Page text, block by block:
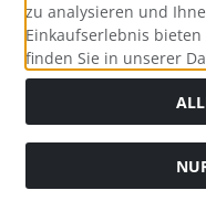
Alle Preise inkl.
durchgestrichenen
zu analysieren und
Einkaufserlebnis
finden Sie in unserer